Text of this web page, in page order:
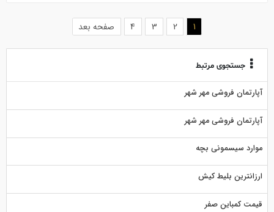
1
(current)
2
3
4 صفحه بعد
جستجوی مرتبط
آپارتمان فروشی مهر شهر
آپارتمان فروشی مهر شهر
موارد سیسمونی بچه
ارزانترین بلیط کیش
قیمت کمباین صفر